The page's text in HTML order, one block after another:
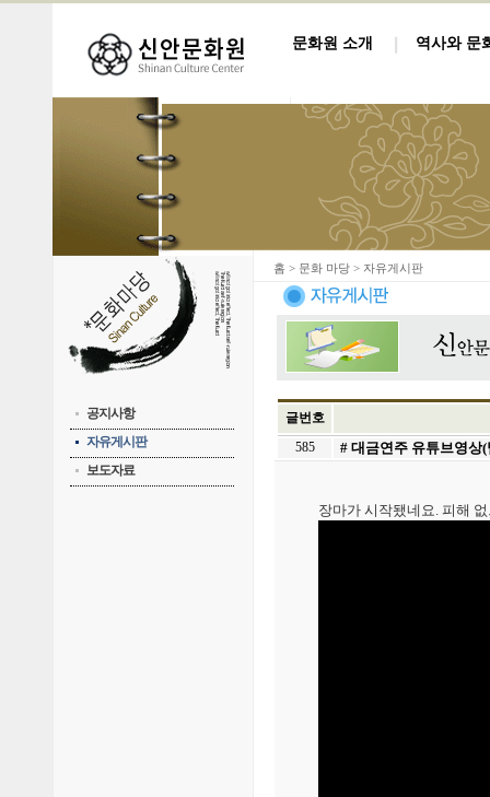
문화원 소개 역사와 문
공지사항
자유게시판
보도자료
홈 > 문화 마당 > 자유게시판
글번호
585
# 대금연주 유튜브영상(
장마가 시작됐네요. 피해